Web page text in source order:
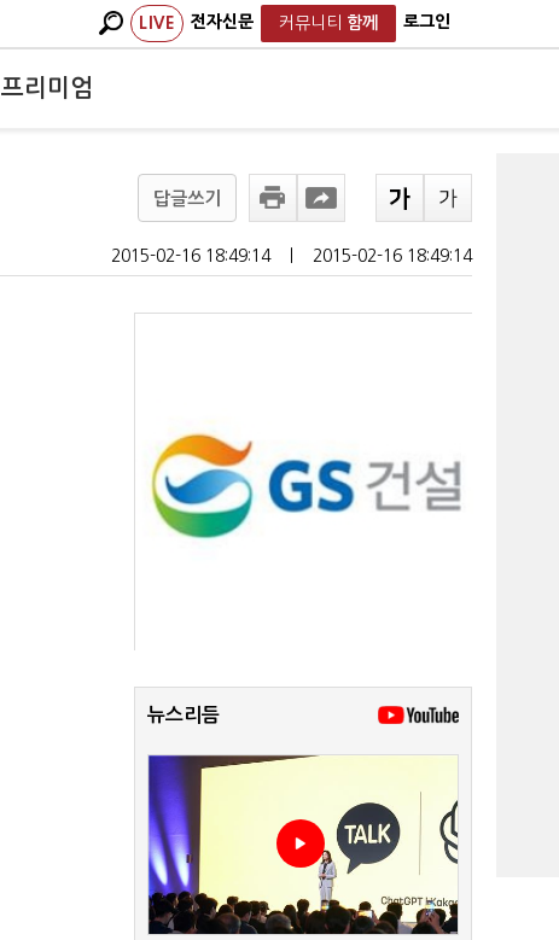
LIVE 전자신문 커뮤니티 함께 로그인
프리미엄
답글쓰기
2015-02-16 18:49:14 2015-02-16 18:49:14
뉴스리듬